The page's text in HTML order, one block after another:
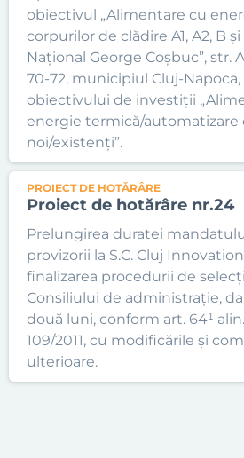
obiectivul „Alimentare cu
corpurilor de clădire A1, A2, B și
Național George Coșbuc”, str.
70-72, municipiul Cluj-Napoca,
obiectivului de investiții
energie termică/automatizare
noi/existenți”.
PROIECT DE HOTĂRÂRE
Proiect de hotărâre nr.24
Prelungirea duratei
provizorii la S.C. Cluj
finalizarea procedurii de
Consiliului de administrație,
două luni, conform art. 64¹
109/2011, cu modificările și
ulterioare.